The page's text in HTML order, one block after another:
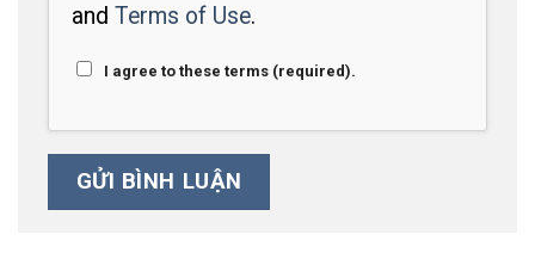
andTerms of Use.
I agree to these terms (required).